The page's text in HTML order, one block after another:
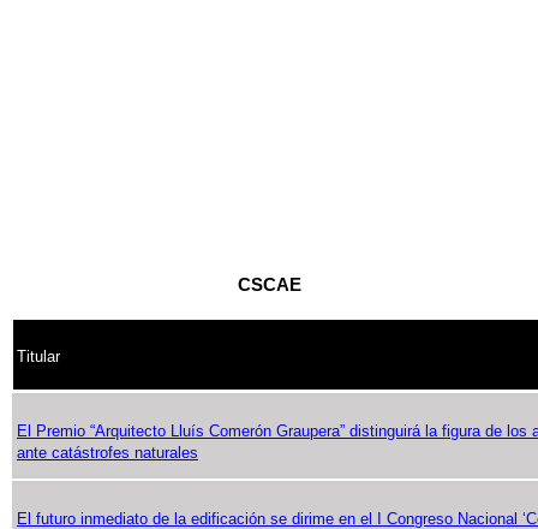
CSCAE
Titular
El Premio “Arquitecto Lluís Comerón Graupera” distinguirá la figura de los
ante catástrofes naturales
El futuro inmediato de la edificación se dirime en el I Congreso Nacional